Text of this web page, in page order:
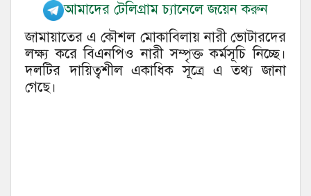
আমাদের টেলিগ্রাম চ্যানেলে জয়েন করুন
জামায়াতের এ কৌশল মোকাবিলায় নারী ভোটারদের
লক্ষ্য করে বিএনপিও নারী সম্পৃক্ত কর্মসূচি নিচ্ছে।
দলটির দায়িত্বশীল একাধিক সূত্রে এ তথ্য জানা
গেছে।